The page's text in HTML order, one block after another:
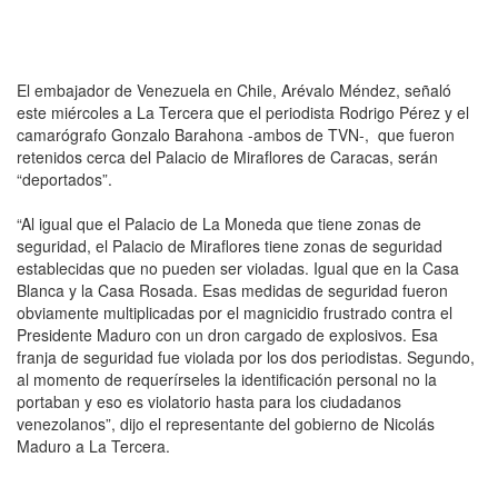
El embajador de Venezuela en Chile, Arévalo Méndez, señaló
este miércoles a La Tercera que el periodista Rodrigo Pérez y el
camarógrafo Gonzalo Barahona -ambos de TVN-, que fueron
retenidos cerca del Palacio de Miraflores de Caracas, serán
“deportados”.
“Al igual que el Palacio de La Moneda que tiene zonas de
seguridad, el Palacio de Miraflores tiene zonas de seguridad
establecidas que no pueden ser violadas. Igual que en la Casa
Blanca y la Casa Rosada. Esas medidas de seguridad fueron
obviamente multiplicadas por el magnicidio frustrado contra el
Presidente Maduro con un dron cargado de explosivos. Esa
franja de seguridad fue violada por los dos periodistas. Segundo,
al momento de requerírseles la identificación personal no la
portaban y eso es violatorio hasta para los ciudadanos
venezolanos”, dijo el representante del gobierno de Nicolás
Maduro a La Tercera.